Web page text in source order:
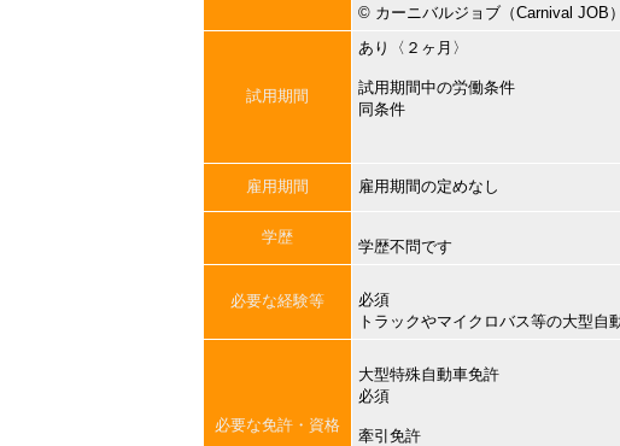
©︎ カーニバルジョブ（Carnival JOB）
試用期間
あり〈２ヶ月〉
試用期間中の労働条件
同条件
雇用期間 雇用期間の定めなし
学歴
学歴不問です
必要な経験等
必須
トラックやマイクロバス等の大型自
必要な免許・資格
大型特殊自動車免許
必須
牽引免許